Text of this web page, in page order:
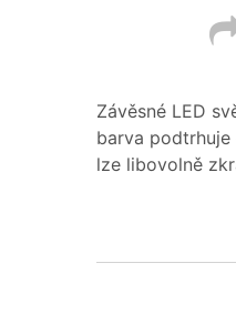
Závěsné LED
barva podtrhuje
lze libovolně